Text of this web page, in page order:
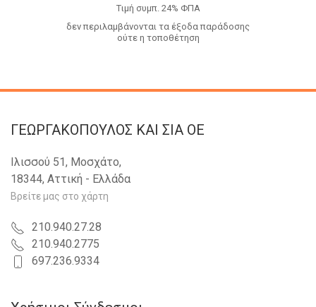
Tιμή συμπ. 24% ΦΠΑ
δεν περιλαμβάνονται τα έξοδα παράδοσης
ούτε η τοποθέτηση
ΓΕΩΡΓΑΚΟΠΟΥΛΟΣ KAI ΣΙΑ OE
Ιλισσού 51, Μοσχάτο,
18344, Αττική - Ελλάδα
Βρείτε μας στο χάρτη
210.940.27.28
210.940.2775
697.236.9334